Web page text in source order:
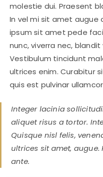
molestie dui. Praesent
In vel mi sit amet augue
ipsum sit amet pede
nunc, viverra nec,
Vestibulum tincidunt
ultrices enim. Curabitur
quis est pulvinar
Integer lacinia
aliquet risus a tortor.
Quisque nisl felis,
ultrices sit amet,
ante.